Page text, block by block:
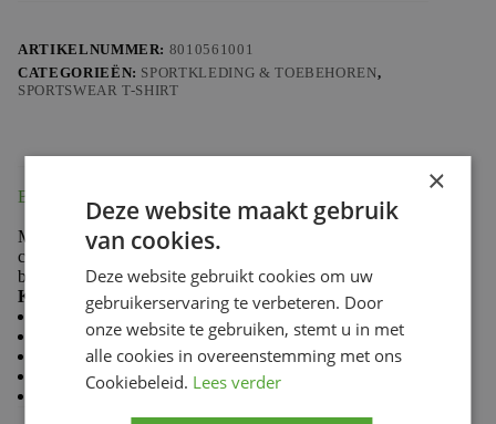
ARTIKELNUMMER: 8010561001
CATEGORIEËN: SPORTKLEDING & TOEBEHOREN,
SPORTSWEAR T-SHIRT
Beschrijving
Made from 100% cotton, Troy Lee Designs T-shirts
combine softness and durability to keep you comfortable
both on the trails and in the paddock.
Key features:
Casual style
Comfortable and durable fabric
Premium fit
Classic crew neck
×
Deze website maakt gebruik
van cookies.
Deze website gebruikt cookies om uw
gebruikerservaring te verbeteren. Door
onze website te gebruiken, stemt u in met
alle cookies in overeenstemming met ons
Cookiebeleid. Lees verder